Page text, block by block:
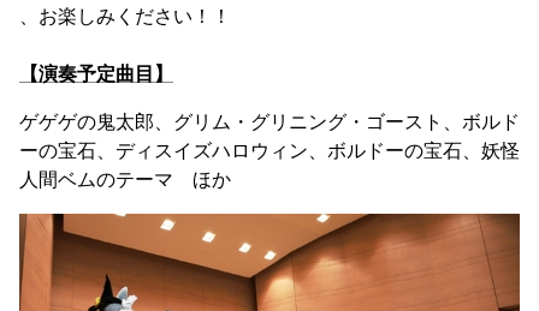
、お楽しみください！！
【演奏予定曲目】
ゲゲゲの鬼太郎、グリム・グリニング・ゴースト、ボルド
ーの宝石、ディスイズハロウィン、ボルドーの宝石、妖怪
人間ベムのテーマ ほか